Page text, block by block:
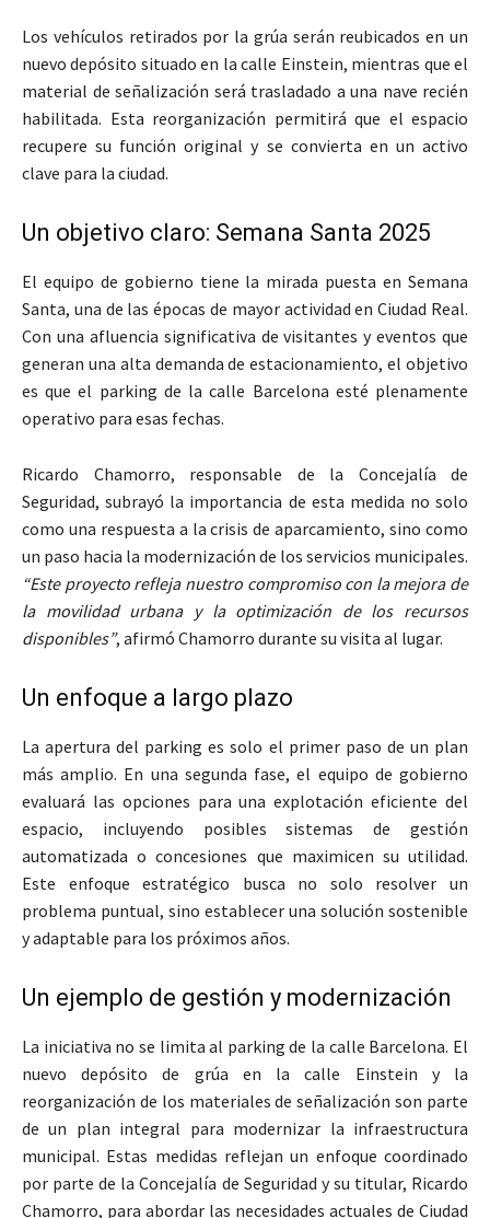
Los vehículos retirados por la grúa serán reubicados en un
nuevo depósito situado en la calle Einstein, mientras que el
material de señalización será trasladado a una nave recién
habilitada. Esta reorganización permitirá que el espacio
recupere su función original y se convierta en un activo
clave para la ciudad.
Un objetivo claro: Semana Santa 2025
El equipo de gobierno tiene la mirada puesta en Semana
Santa, una de las épocas de mayor actividad en Ciudad Real.
Con una afluencia significativa de visitantes y eventos que
generan una alta demanda de estacionamiento, el objetivo
es que el parking de la calle Barcelona esté plenamente
operativo para esas fechas.
Ricardo Chamorro, responsable de la Concejalía de
Seguridad, subrayó la importancia de esta medida no solo
como una respuesta a la crisis de aparcamiento, sino como
un paso hacia la modernización de los servicios municipales.
“Este proyecto refleja nuestro compromiso con la mejora de
la movilidad urbana y la optimización de los recursos
disponibles”, afirmó Chamorro durante su visita al lugar.
Un enfoque a largo plazo
La apertura del parking es solo el primer paso de un plan
más amplio. En una segunda fase, el equipo de gobierno
evaluará las opciones para una explotación eficiente del
espacio, incluyendo posibles sistemas de gestión
automatizada o concesiones que maximicen su utilidad.
Este enfoque estratégico busca no solo resolver un
problema puntual, sino establecer una solución sostenible
y adaptable para los próximos años.
Un ejemplo de gestión y modernización
La iniciativa no se limita al parking de la calle Barcelona. El
nuevo depósito de grúa en la calle Einstein y la
reorganización de los materiales de señalización son parte
de un plan integral para modernizar la infraestructura
municipal. Estas medidas reflejan un enfoque coordinado
por parte de la Concejalía de Seguridad y su titular, Ricardo
Chamorro, para abordar las necesidades actuales de Ciudad